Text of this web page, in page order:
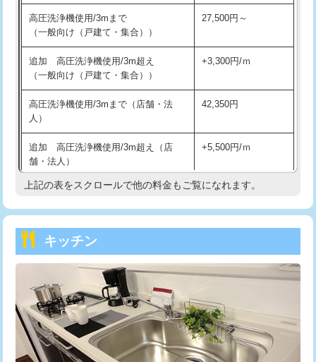
交換・取付(排水栓・排水トラップ
（P/S/ポップアップ））
22,000円+材料費
交換・取付（その他部品） 11,000円+材料費
持込商品取付（単水栓） 13,200円
持込商品取付（混合水栓）
持込商品取付（浄水器・分岐水栓） 16,500円
持込商品取付（温水洗浄便座） 22,000円
持込商品取付（普通便座⇔温水洗浄便
22,000円
給水管工事※（ホール加工)
給水管工事※（バンド止め) 3,300円
給水管工事※（支持金具設置) 5,500円
給水管工事※（保温材使用（バンド止
め込み）)
5,500円
高圧洗浄機使用/3mまで
（一般向け（戸建て・集合））
27,500円～
追加 高圧洗浄機使用/3m超え
（一般向け（戸建て・集合））
+3,300円/ｍ
高圧洗浄機使用/3mまで（店舗・法
人）
42,350円
追加 高圧洗浄機使用/3m超え（店
舗・法人）
+5,500円/ｍ
高度高圧洗浄換 現地調査
トーラー機使用/3mまで
追加トーラー機使用/3m超え +3,300円
カメラ調査 33,000円
桝清掃 8,800円
上記の表をスクロールで他の料金もご覧になれます。
キッチン